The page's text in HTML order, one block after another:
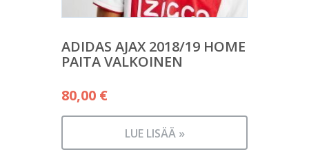
ADIDAS AJAX 2018/19 HOME
PAITA VALKOINEN
80,00 €
LUE LISÄÄ »